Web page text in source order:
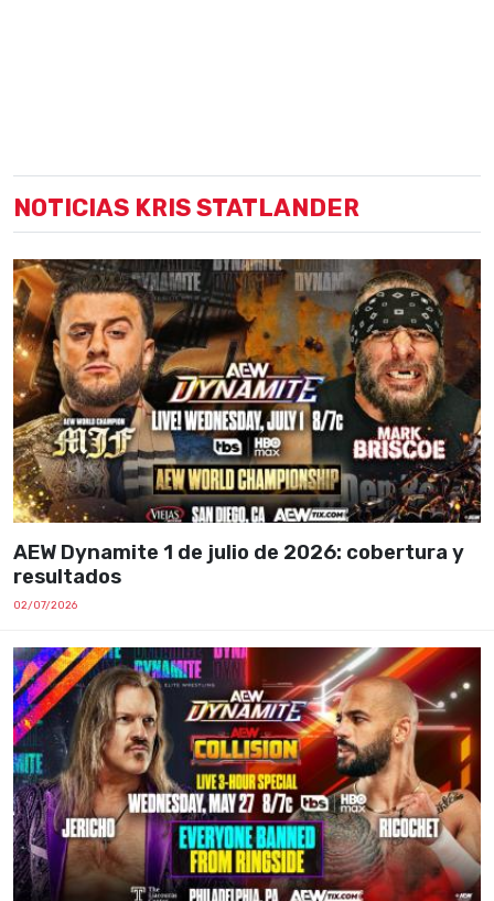
NOTICIAS KRIS STATLANDER
AEW Dynamite 1 de julio de 2026: cobertura y
resultados
02/07/2026